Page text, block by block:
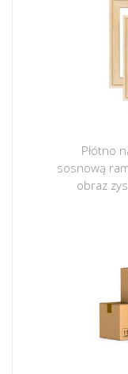
Płótno
sosnową
obraz